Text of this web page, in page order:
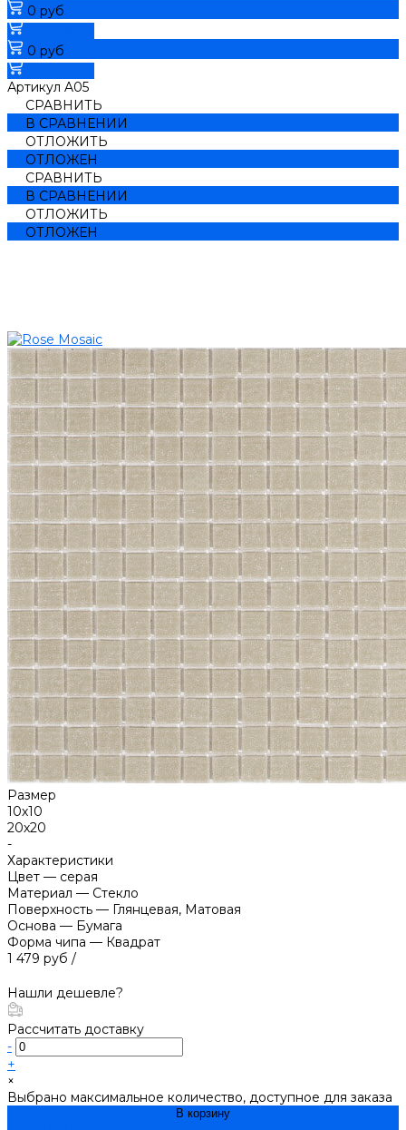
0 руб
0 руб
Артикул A05
СРАВНИТЬ
В СРАВНЕНИИ
ОТЛОЖИТЬ
ОТЛОЖЕН
СРАВНИТЬ
В СРАВНЕНИИ
ОТЛОЖИТЬ
ОТЛОЖЕН
Размер
10х10
20х20
-
Характеристики
Цвет — серая
Материал — Стекло
Поверхность — Глянцевая, Матовая
Основа — Бумага
Форма чипа — Квадрат
1 479 руб /
Нашли дешевле?
Рассчитать доставку
-
+
×
Выбрано максимальное количество, доступное для заказа
В корзину